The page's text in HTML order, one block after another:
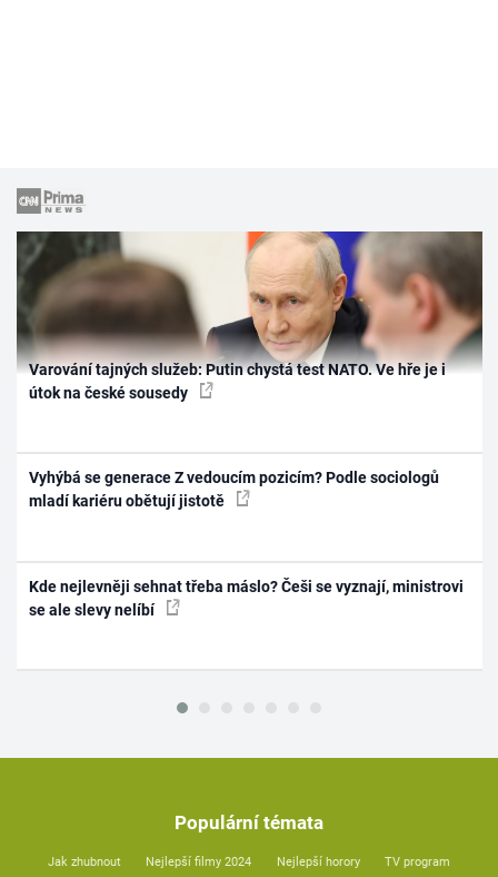
Varování tajných služeb: Putin chystá test NATO. Ve hře je i
útok na české sousedy
Vyhýbá se generace Z vedoucím pozicím? Podle sociologů
mladí kariéru obětují jistotě
Kde nejlevněji sehnat třeba máslo? Češi se vyznají, ministrovi
se ale slevy nelíbí
Populární témata
Jak zhubnout Nejlepší filmy 2024 Nejlepší horory TV program